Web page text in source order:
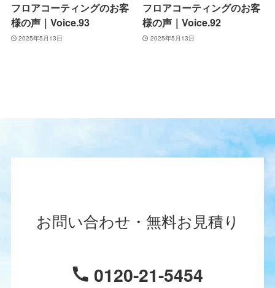
フロアコーティングのお客
様の声｜Voice.93
2025年5月13日
フロアコーティングのお客
様の声｜Voice.92
2025年5月13日
お問い合わせ・無料お見積り
0120-21-5454